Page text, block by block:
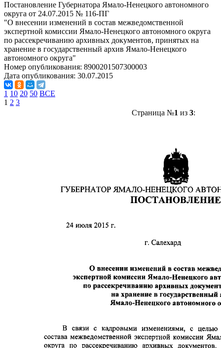
Постановление Губернатора Ямало-Ненецкого автономного
округа от 24.07.2015 № 116-ПГ
"О внесении изменений в состав межведомственной
экспертной комиссии Ямало-Ненецкого автономного округа
по рассекречиванию архивных документов, принятых на
хранение в государственный архив Ямало-Ненецкого
автономного округа"
Номер опубликования: 8900201507300003
Дата опубликования: 30.07.2015
1 10 20 50 ВСЕ
1 2 3
Страница №1 из 3: